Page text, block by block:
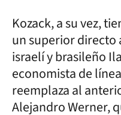
Kozack, a su vez,
un superior directo
israelí y brasileño
economista de
reemplaza al
Alejandro Werner,